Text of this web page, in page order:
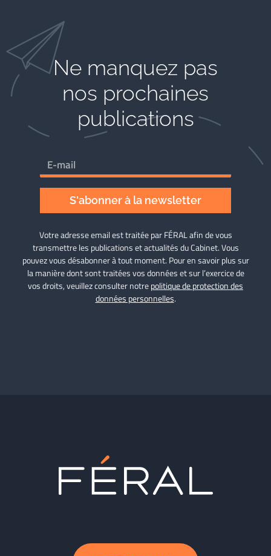
Ne manquez pas
nos prochaines
publications
S'abonner à la newsletter
Votre adresse email est traitée par FÉRAL afin de vous
transmettre les publications et actualités du Cabinet. Vous
pouvez vous désabonner à tout moment. Pour en savoir plus sur
la manière dont sont traitées vos données et sur l’exercice de
vos droits, veuillez consulter notrepolitique de protection des
données personnelles.